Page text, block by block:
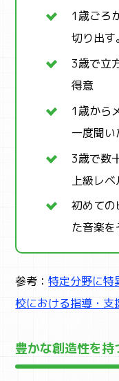
1歳ごろ
切り出す。
3歳で立
得意
1歳から
一度聞い
3歳で数
上級レベ
初めて
た音楽を
参考：特定分野に特
校における指導・
豊かな創造性を